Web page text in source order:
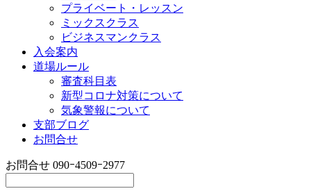
プライベート・レッスン
ミックスクラス
ビジネスマンクラス
入会案内
道場ルール
審査科目表
新型コロナ対策について
気象警報について
支部ブログ
お問合せ
お問合せ 090ｰ4509ｰ2977